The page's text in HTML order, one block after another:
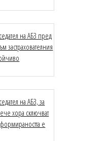
на АБЗ пред
застрахователния
на АБЗ, за
хора сключват
е